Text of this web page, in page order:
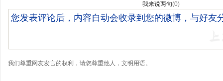
我来说两句(0)
我们尊重网友发言的权利，请您尊重他人，文明用语。